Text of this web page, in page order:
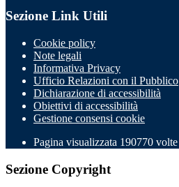
Sezione Link Utili
Cookie policy
Note legali
Informativa Privacy
Ufficio Relazioni con il Pubblico
Dichiarazione di accessibilità
Obiettivi di accessibilità
Gestione consensi cookie
Pagina visualizzata 190770 volte
Sezione Copyright